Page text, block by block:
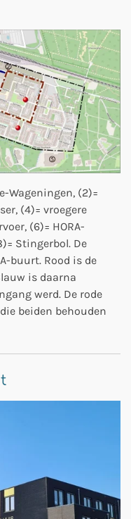
Wageningen, (2)=
(4)= vroegere
(6)= HORA-
Stingerbol. De
buurt. Rood is de
is daarna
werd. De rode
beiden behouden